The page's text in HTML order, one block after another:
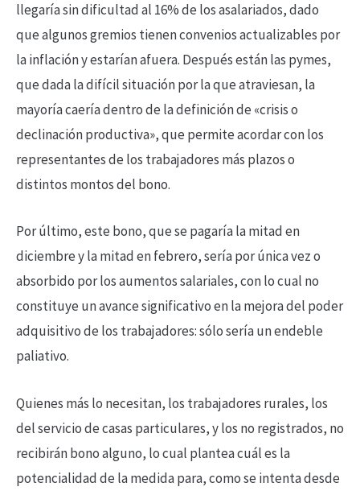
llegaría sin dificultad al 16% de los asalariados, dado
que algunos gremios tienen convenios actualizables por
la inflación y estarían afuera. Después están las pymes,
que dada la difícil situación por la que atraviesan, la
mayoría caería dentro de la definición de «crisis o
declinación productiva», que permite acordar con los
representantes de los trabajadores más plazos o
distintos montos del bono.
Por último, este bono, que se pagaría la mitad en
diciembre y la mitad en febrero, sería por única vez o
absorbido por los aumentos salariales, con lo cual no
constituye un avance significativo en la mejora del poder
adquisitivo de los trabajadores: sólo sería un endeble
paliativo.
Quienes más lo necesitan, los trabajadores rurales, los
del servicio de casas particulares, y los no registrados, no
recibirán bono alguno, lo cual plantea cuál es la
potencialidad de la medida para, como se intenta desde